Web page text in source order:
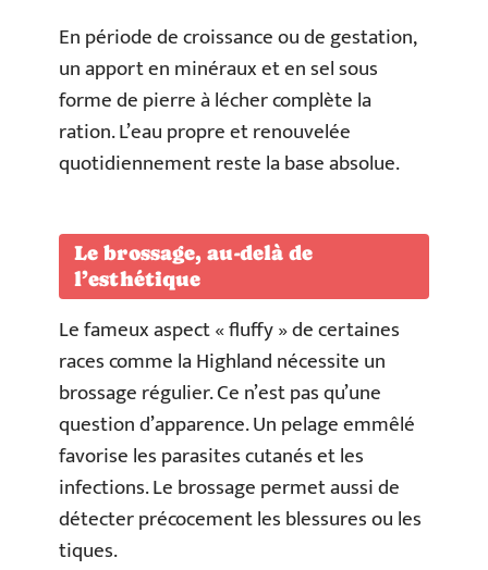
En période de croissance ou de gestation,
un apport en minéraux et en sel sous
forme de pierre à lécher complète la
ration. L’eau propre et renouvelée
quotidiennement reste la base absolue.
Le brossage, au-delà de
l’esthétique
Le fameux aspect « fluffy » de certaines
races comme la Highland nécessite un
brossage régulier. Ce n’est pas qu’une
question d’apparence. Un pelage emmêlé
favorise les parasites cutanés et les
infections. Le brossage permet aussi de
détecter précocement les blessures ou les
tiques.